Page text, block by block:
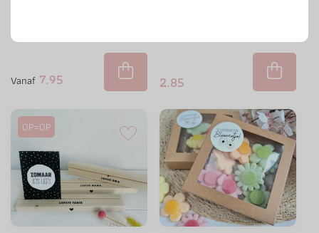
tante
Vanaf 7.95 2.85
OP=OP